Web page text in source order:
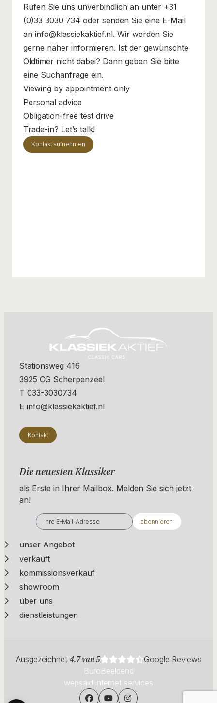
Rufen Sie uns unverbindlich an unter +31
(0)33 3030 734 oder senden Sie eine E-Mail
an info@klassiekaktief.nl. Wir werden Sie
gerne näher informieren. Ist der gewünschte
Oldtimer nicht dabei? Dann geben Sie bitte
eine Suchanfrage ein.
Viewing by appointment only
Personal advice
Obligation-free test drive
Trade-in? Let’s talk!
Kontakt aufnehmen
Stationsweg 416
3925 CG Scherpenzeel
T 033-3030734
E info@klassiekaktief.nl
Kontakt
Die neuesten Klassiker
als Erste in Ihrer Mailbox. ​​​​​​Melden Sie sich jetzt
an!
abonnieren
unser Angebot
verkauft
kommissionsverkauf
showroom
über uns
dienstleistungen
Ausgezeichnet 4.7 van 5
Google Reviews
BuroBeeldend
wepsaid internet services